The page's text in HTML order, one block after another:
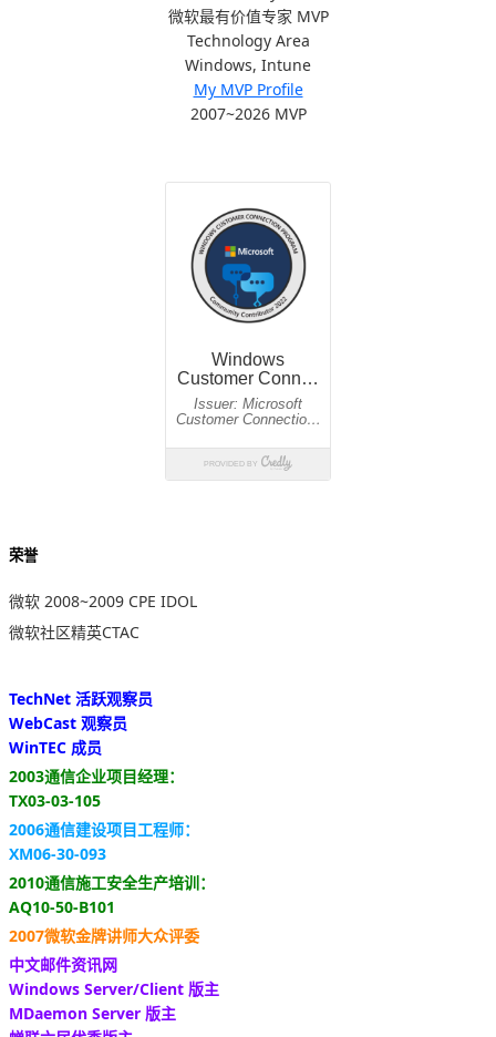
微软最有价值专家 MVP
Technology Area
Windows, Intune
My MVP Profile
2007~2026 MVP
荣誉
微软 2008~2009 CPE IDOL
微软社区精英CTAC
TechNet 活跃观察员
WebCast 观察员
WinTEC 成员
2003通信企业项目经理：
TX03-03-105
2006通信建设项目工程师：
XM06-30-093
2010通信施工安全生产培训：
AQ10-50-B101
2007微软金牌讲师大众评委
中文邮件资讯网
Windows Server/Client 版主
MDaemon Server 版主